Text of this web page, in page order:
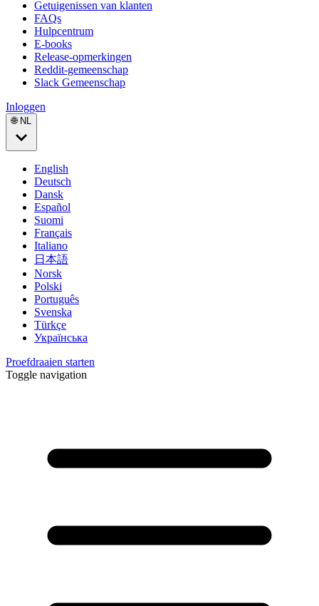
Getuigenissen van klanten
FAQs
Hulpcentrum
E-books
Release-opmerkingen
Reddit-gemeenschap
Slack Gemeenschap
Inloggen
🌐 NL
English
Deutsch
Dansk
Español
Suomi
Français
Italiano
日本語
Norsk
Polski
Português
Svenska
Türkçe
Українська
Proefdraaien starten
Toggle navigation